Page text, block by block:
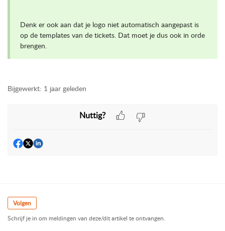
Denk er ook aan dat je logo niet automatisch aangepast is
op de templates van de tickets. Dat moet je dus ook in orde
brengen.
Bijgewerkt: 1 jaar geleden
Nuttig?
Volgen
Schrijf je in om meldingen van deze/dit artikel te ontvangen.